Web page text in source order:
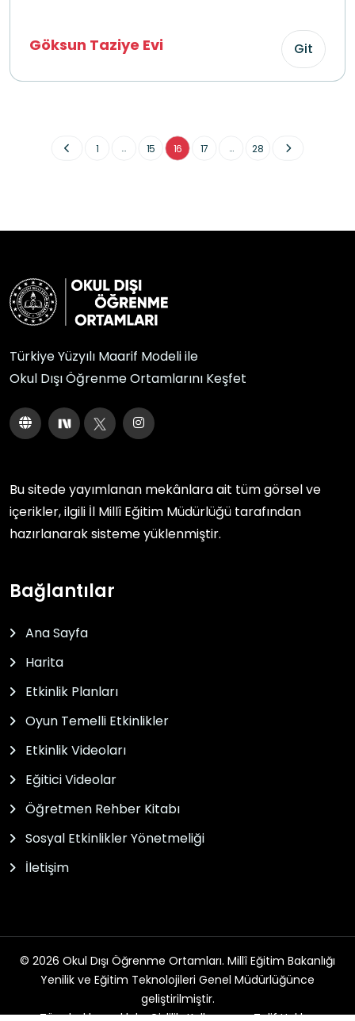
Göksun Taziye Evi Git
1 ... 15 16 17 ... 28
Türkiye Yüzyılı Maarif Modeli ile
Okul Dışı Öğrenme Ortamlarını Keşfet
Bu sitede yayımlanan mekânlara ait tüm görsel ve
içerikler, ilgili İl Millî Eğitim Müdürlüğü tarafından
hazırlanarak sisteme yüklenmiştir.
Bağlantılar
Ana Sayfa
Harita
Etkinlik Planları
Oyun Temelli Etkinlikler
Etkinlik Videoları
Eğitici Videolar
Öğretmen Rehber Kitabı
Sosyal Etkinlikler Yönetmeliği
İletişim
© 2026 Okul Dışı Öğrenme Ortamları. Millî Eğitim Bakanlığı
Yenilik ve Eğitim Teknolojileri Genel Müdürlüğünce
geliştirilmiştir.